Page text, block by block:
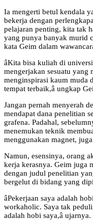
Ia mengerti betul kendala
bekerja dengan
pelajaran penting, kita tak
yang punya banyak murid
kata Geim dalam
âKita bisa kuliah di
mengerjakan sesuatu yang
menginspirasi kaum muda
tempat terbaik,â ungkap
Jangan pernah menyerah
mendapat dana penelitian
grafena. Padahal,
menemukan teknik
menggunakan magnet,
Namun, esensinya, orang
kerja kerasnya. Geim juga
dengan judul penelitian
bergelut di bidang yang
âPekerjaan saya adalah
workaholic. Saya tak
adalah hobi saya,â ujarnya.